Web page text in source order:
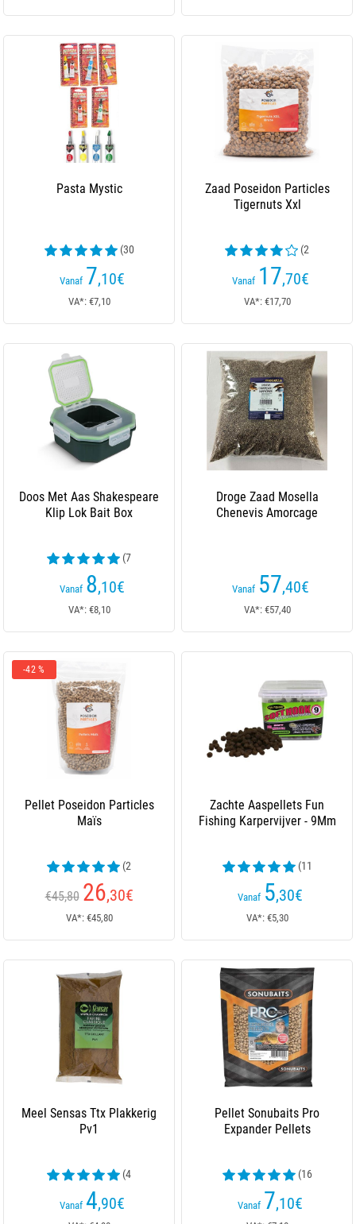
Pasta Mystic
(30
beoordelingen)
Vanaf 7,10€
VA*: €7,10
Zaad Poseidon Particles
Tigernuts Xxl
(2
beoordelingen)
Vanaf 17,70€
VA*: €17,70
Doos Met Aas Shakespeare
Klip Lok Bait Box
(7
beoordelingen)
Vanaf 8,10€
VA*: €8,10
Droge Zaad Mosella
Chenevis Amorcage
Vanaf 57,40€
VA*: €57,40
-42 %
Pellet Poseidon Particles
Maïs
(2
beoordelingen)
€45,80 26,30€
VA*: €45,80
Zachte Aaspellets Fun
Fishing Karpervijver - 9Mm
(11
beoordelingen)
Vanaf 5,30€
VA*: €5,30
Meel Sensas Ttx Plakkerig
Pv1
(4
beoordelingen)
Vanaf 4,90€
Pellet Sonubaits Pro
Expander Pellets
(16
beoordelingen)
Vanaf 7,10€